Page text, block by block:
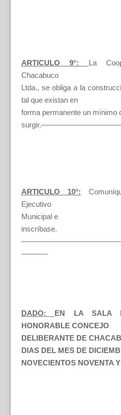
ARTICULO 9°: La
Chacabuco
Ltda., se obliga a la
tal que existan en
forma permanente un mínimo
ARTICULO 10°:
Ejecutivo
Municipal e
inscríbase.
———–
DADO: EN LA SALA
HONORABLE CONCEJO
DELIBERANTE DE
DIAS DEL MES DE
NOVECIENTOS NOVENTA